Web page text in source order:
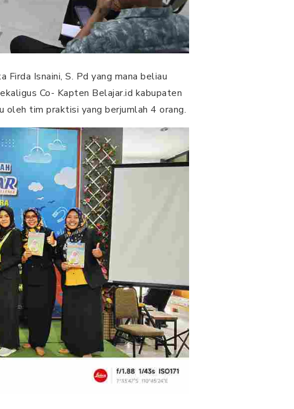
Isnaini, S. Pd yang mana beliau
Co- Kapten Belajar.id kabupaten
oleh tim praktisi yang berjumlah 4 orang.